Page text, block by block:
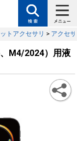
トアクセサリ > アクセ
M4/2024）用液